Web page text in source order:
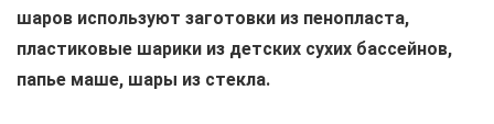
шаров используют заготовки из пенопласта,
пластиковые шарики из детских сухих бассейнов,
папье маше, шары из стекла.